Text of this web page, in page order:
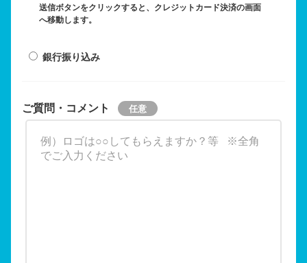
送信ボタンをクリックすると、クレジットカード決済の画面
へ移動します。
銀行振り込み
ご質問・コメント